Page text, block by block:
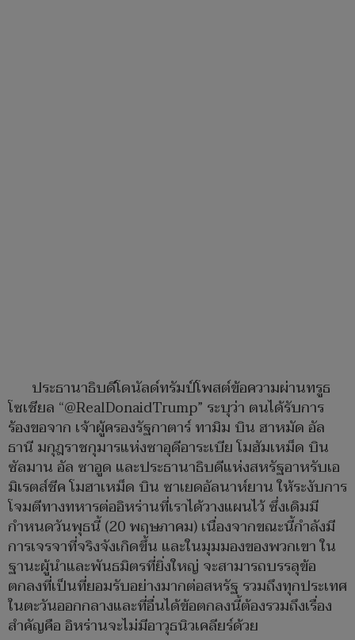
ประธานาธิบดีโดนัลด์ทรัมป์โพสต์ข้อความผ่านทรูธ
โซเชียล “@RealDonaidTrump” ระบุว่า ตนได้รับการ
ร้องขอจาก เจ้าผู้ครองรัฐกาตาร์ ทามิม บิน ฮาหมัด อัล
ธานี มกุฎราชกุมารแห่งซาอุดีอาระเบีย โมฮัมเหม็ด บิน
ซัลมาน อัล ซาอูด และประธานาธิบดีแห่งสหรัฐอาหรับเอ
มิเรตส์ชีค โมฮาเหม็ด บิน ซาเยดอัลนาห์ยาน ให้ระงับการ
โจมตีทางทหารต่ออิหร่านที่เราได้วางแผนไว้ ซึ่งเดิมมี
กำหนดวันพุธนี้ (20 พฤษภาคม) เนื่องจากขณะนี้กำลังมี
การเจรจาที่จริงจังเกิดขึ้น และในมุมมองของพวกเขา ใน
ฐานะผู้นำและพันธมิตรที่ยิ่งใหญ่ จะสามารถบรรลุข้อ
ตกลงที่เป็นที่ยอมรับอย่างมากต่อสหรัฐ รวมถึงทุกประเทศ
ในตะวันออกกลางและที่อื่นได้ข้อตกลงนี้ต้องรวมถึงเรื่อง
สำคัญคือ อิหร่านจะไม่มีอาวุธนิวเคลียร์ด้วย